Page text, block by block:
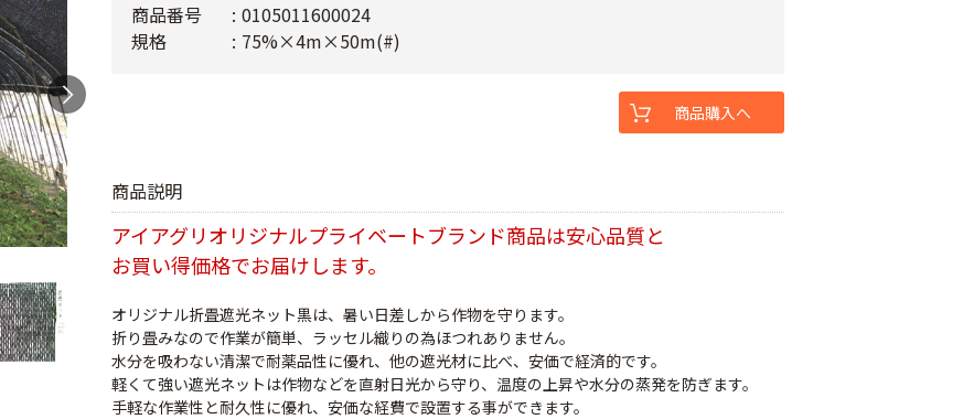
商品説明
アイアグリオリジナルプライベートブランド商品は安心品質と
お買い得価格でお届けします。
オリジナル折畳遮光ネット黒は、暑い日差しから作物を守ります。
折り畳みなので作業が簡単、ラッセル織りの為ほつれありません。
水分を吸わない清潔で耐薬品性に優れ、他の遮光材に比べ、安価で経済的です。
軽くて強い遮光ネットは作物などを直射日光から守り、温度の上昇や水分の蒸発を防ぎます。
手軽な作業性と耐久性に優れ、安価な経費で設置する事ができます。
商品番号
0105011600024
規格
75%×4m×50m(#)
商品購入へ